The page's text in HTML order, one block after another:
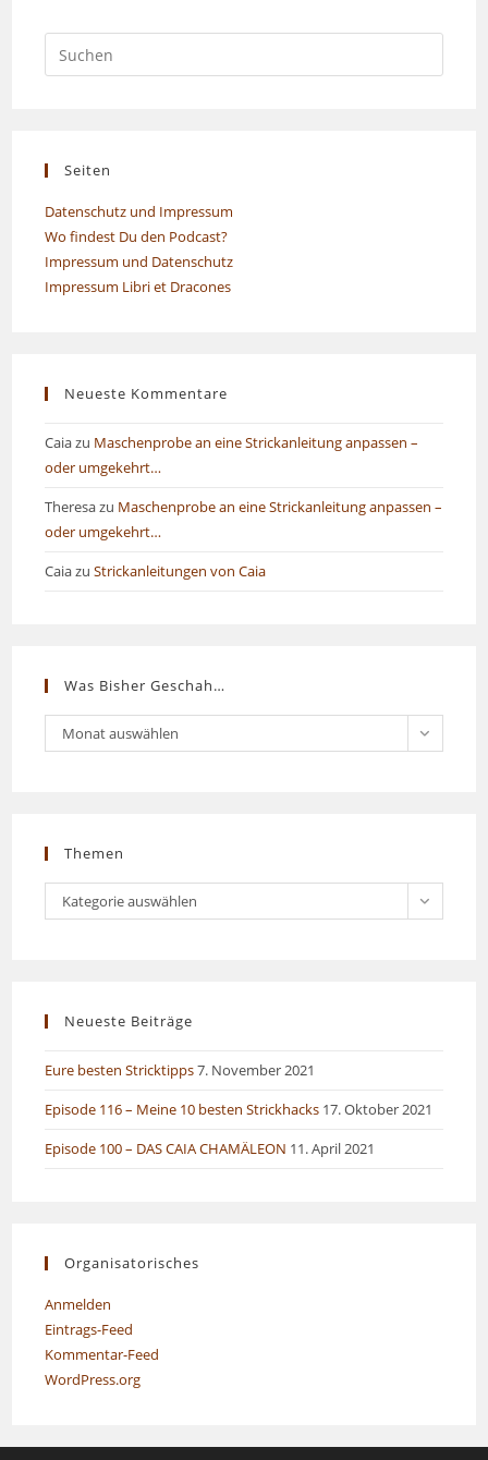
Seiten
Datenschutz und Impressum
Wo findest Du den Podcast?
Impressum und Datenschutz
Impressum Libri et Dracones
Neueste Kommentare
Caiazu Maschenprobe an eine Strickanleitung anpassen –
oder umgekehrt…
Theresazu Maschenprobe an eine Strickanleitung anpassen –
oder umgekehrt…
CaiazuStrickanleitungen von Caia
Was Bisher Geschah…
Was
bisher
Monat auswählen
Themen
Themen
Kategorie auswählen
Neueste Beiträge
Eure besten Stricktipps7. November 2021
Episode 116 – Meine 10 besten Strickhacks 17. Oktober 2021
Episode 100 – DAS CAIA CHAMÄLEON 11. April 2021
Organisatorisches
Anmelden
Eintrags-Feed
Kommentar-Feed
WordPress.org